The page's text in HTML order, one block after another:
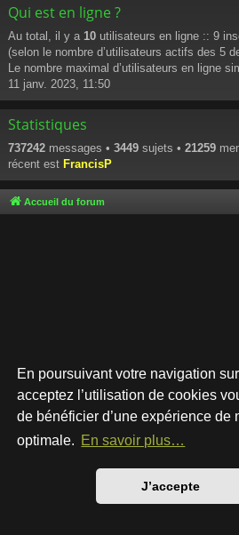
En poursuivant votre navigation
acceptez l’utilisation de cookies
de bénéficier d’une expérience de
optimale. En savoir plus…
J’accepte
Qui est en ligne ?
Au total, il y a 10 utilisateurs en ligne :: 9
(selon le nombre d’utilisateurs actifs des 5
Le nombre maximal d’utilisateurs en ligne
11 janv. 2023, 11:50
Statistiques
737242 messages • 3449 sujets • 21259
récent est FrancisP
Accueil du forum
Développé parphpBB® Forum
Style par
Traduction française officielle